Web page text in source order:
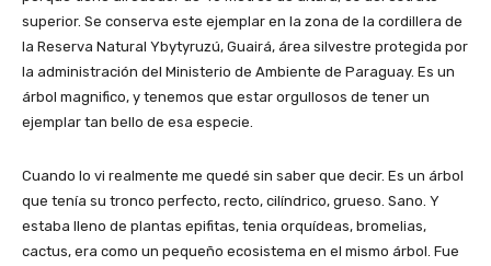
superior. Se conserva este ejemplar en la zona de la cordillera de
la Reserva Natural Ybytyruzú, Guairá, área silvestre protegida por
la administración del Ministerio de Ambiente de Paraguay. Es un
árbol magnifico, y tenemos que estar orgullosos de tener un
ejemplar tan bello de esa especie.
Cuando lo vi realmente me quedé sin saber que decir. Es un árbol
que tenía su tronco perfecto, recto, cilíndrico, grueso. Sano. Y
estaba lleno de plantas epifitas, tenia orquídeas, bromelias,
cactus, era como un pequeño ecosistema en el mismo árbol. Fue